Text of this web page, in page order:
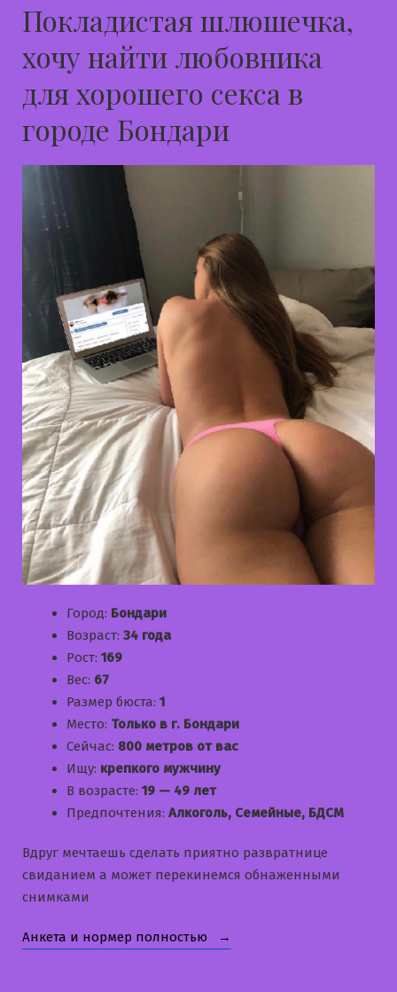
Покладистая шлюшечка,
хочу найти любовника
для хорошего секса в
городе Бондари
Город: Бондари
Возраст: 34 года
Рост: 169
Вес: 67
Размер бюста: 1
Место: Только в г. Бондари
Сейчас: 800 метров от вас
Ищу: крепкого мужчину
В возрасте: 19 — 49 лет
Предпочтения: Алкоголь, Семейные, БДСМ
Вдруг мечтаешь сделать приятно развратнице
свиданием а может перекинемся обнаженными
снимками
Анкета и нормер полностью «Кристиночка»